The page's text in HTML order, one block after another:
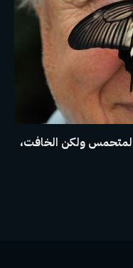
المتحمس ولكن الخافت،